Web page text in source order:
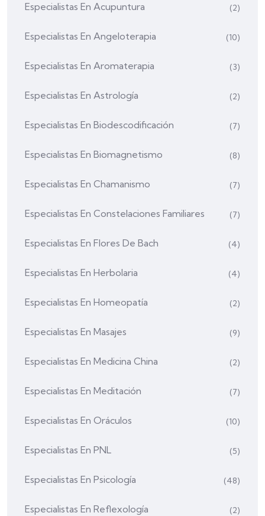
Especialistas En Acupuntura (2)
Especialistas En Angeloterapia (10)
Especialistas En Aromaterapia (3)
Especialistas En Astrología (2)
Especialistas En Biodescodificación (7)
Especialistas En Biomagnetismo (8)
Especialistas En Chamanismo (7)
Especialistas En Constelaciones Familiares (7)
Especialistas En Flores De Bach (4)
Especialistas En Herbolaria (4)
Especialistas En Homeopatía (2)
Especialistas En Masajes (9)
Especialistas En Medicina China (2)
Especialistas En Meditación (7)
Especialistas En Oráculos (10)
Especialistas En PNL (5)
Especialistas En Psicología (48)
Especialistas En Reflexología (2)